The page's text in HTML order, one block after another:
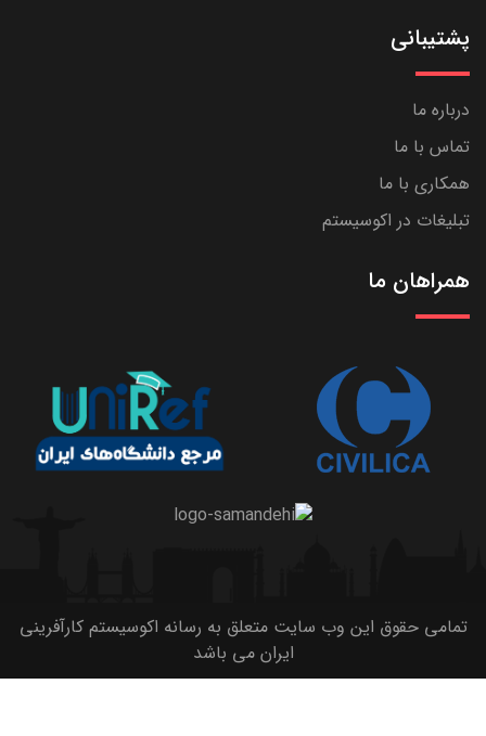
پشتیبانی
درباره ما
تماس با ما
همکاری با ما
تبلیغات در اکوسیستم
همراهان ما
تمامی حقوق این وب سایت متعلق به رسانه اکوسیستم کارآفرینی
ایران می باشد